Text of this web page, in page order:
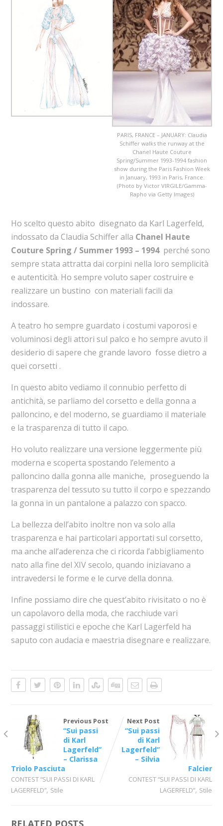
PARIS, FRANCE – JANUARY: Claudia
Schiffer walks the runway at the
Chanel Haute Couture
Spring/Summer 1993-1994 fashion
show during the Paris Fashion Week
in January, 1993 in Paris, France.
(Photo by Victor VIRGILE/Gamma-
Rapho via Getty Images)
Ho scelto questo abito disegnato da Karl Lagerfeld,
indossato da Claudia Schiffer alla Chanel Haute
Couture Spring / Summer 1993 – 1994 perché sono
sempre stata attratta dai corpini nella loro semplicità
e autenticità. Ho sempre voluto saper costruire e
realizzare un bustino con materiali facili da
indossare.
A teatro ho sempre guardato i costumi vaporosi e
voluminosi degli attori sul palco e ho sempre avuto il
desiderio di sapere che grande lavoro fosse dietro a
quei corsetti .
In questo abito vediamo il connubio perfetto di
antichità, se parliamo del corsetto e della gonna a
palloncino, e del moderno, se guardiamo il materiale
e la trasparenza di tutto il capo.
Ho voluto realizzare una versione leggermente più
moderna e scoperta spostando l’elemento a
palloncino dalla gonna alle maniche, proseguendo la
trasparenza del tessuto su tutto il corpo e spezzando
la gonna in un pantalone a palazzo con spacco.
La bellezza dell’abito inoltre non va solo alla
trasparenza e hai particolari apportati sul corsetto,
ma anche all’aderenza che ci ricorda l’abbigliamento
nato alla fine del XIV secolo, quando iniziavano a
intravedersi le forme e le curve della donna.
Infine possiamo dire che quest’abito rivisitato o no è
un capolavoro della moda, che racchiude vari
passaggi stilistici e epoche che Karl Lagerfeld ha
saputo con audacia e maestria disegnare e realizzare.
Previous Post
“Sui passi
di Karl
Lagerfeld”
– Clarissa
Triolo Pasciuta
CONTEST “SUI PASSI DI KARL
LAGERFELD”, Stile
Next Post
“Sui passi
di Karl
Lagerfeld”
– Silvia
Falcier
CONTEST “SUI PASSI DI KARL
LAGERFELD”, Stile
RELATED POSTS